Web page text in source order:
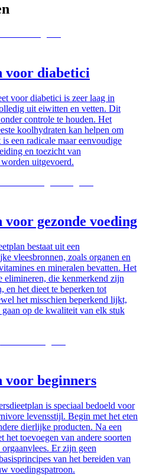
voor diabetici
voor diabetici is zeer laag in
uit eiwitten en vetten. Dit
controle te houden. Het
koolhydraten kan helpen om
een radicale maar eenvoudige
en toezicht van
uitgevoerd.
gezonde voeding
bestaat uit een
vleesbronnen, zoals organen en
en mineralen bevatten. Het
elimineren, die kenmerkend zijn
en het dieet te beperken tot
het misschien beperkend lijkt,
op de kwaliteit van elk stuk
beginners
is speciaal bedoeld voor
levensstijl. Begin met het eten
dierlijke producten. Na een
het toevoegen van andere soorten
Er zijn geen
van het bereiden van
voedingspatroon.